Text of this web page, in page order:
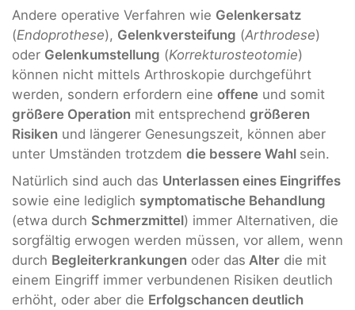
Andere operative Verfahren wie Gelenkersatz
(Endoprothese), Gelenkversteifung (Arthrodese)
oder Gelenkumstellung (Korrekturosteotomie)
können nicht mittels Arthroskopie durchgeführt
werden, sondern erfordern eine offene und somit
größere Operation mit entsprechend größeren
Risiken und längerer Genesungszeit, können aber
unter Umständen trotzdem die bessere Wahl sein.
Natürlich sind auch das Unterlassen eines Eingriffes
sowie eine lediglich symptomatische Behandlung
(etwa durch Schmerzmittel) immer Alternativen, die
sorgfältig erwogen werden müssen, vor allem, wenn
durch Begleiterkrankungen oder das Alter die mit
einem Eingriff immer verbundenen Risiken deutlich
erhöht, oder aber die Erfolgschancen deutlich